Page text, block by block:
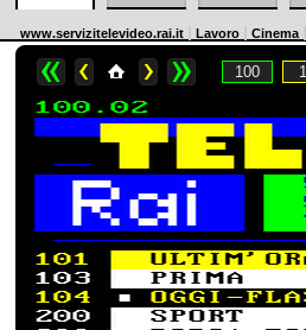
www.servizitelevideo.rai.it Lavoro Cinema